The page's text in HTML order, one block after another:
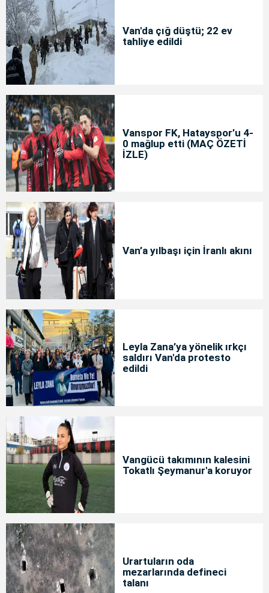
Van'da çığ düştü; 22 ev
tahliye edildi
Vanspor FK, Hatayspor’u 4-
0 mağlup etti (MAÇ ÖZETİ
İZLE)
Van’a yılbaşı için İranlı akını
Leyla Zana’ya yönelik ırkçı
saldırı Van'da protesto
edildi
Vangücü takımının kalesini
Tokatlı Şeymanur'a koruyor
Urartuların oda
mezarlarında defineci
talanı